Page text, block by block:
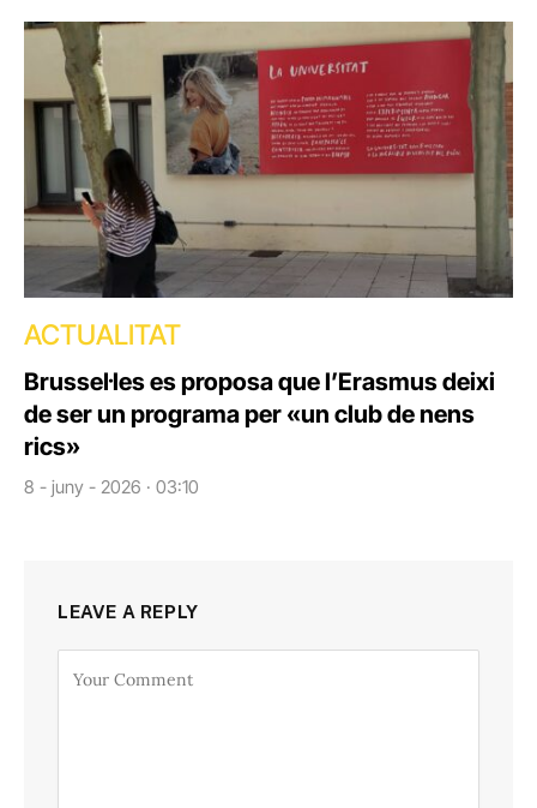
ACTUALITAT
Brussel·les es proposa que l’Erasmus deixi
de ser un programa per «un club de nens
rics»
8 - juny - 2026 · 03:10
LEAVE A REPLY